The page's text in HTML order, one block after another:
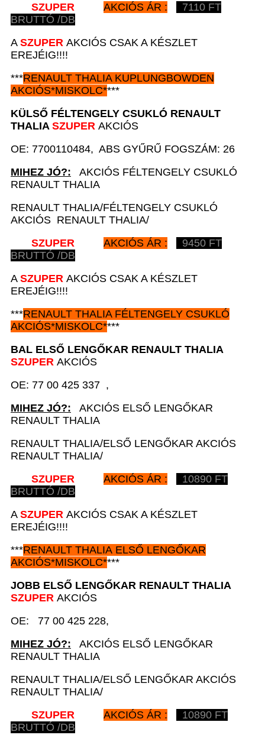
SZUPER
AKCIÓS ÁR : 7110 FT
BRUTTÓ /DB
A SZUPER AKCIÓS CSAK A KÉSZLET
EREJÉIG!!!!
***RENAULT THALIA KUPLUNGBOWDEN
AKCIÓS*MISKOLC****
KÜLSŐ FÉLTENGELY CSUKLÓ RENAULT
THALIA SZUPER AKCIÓS
OE: 7700110484, ABS GYŰRŰ FOGSZÁM: 26
MIHEZ JÓ?: AKCIÓS FÉLTENGELY CSUKLÓ
RENAULT THALIA
RENAULT THALIA/FÉLTENGELY CSUKLÓ
AKCIÓS RENAULT THALIA/
SZUPER
AKCIÓS ÁR : 9450 FT
BRUTTÓ /DB
A SZUPER AKCIÓS CSAK A KÉSZLET
EREJÉIG!!!!
***RENAULT THALIA FÉLTENGELY CSUKLÓ
AKCIÓS*MISKOLC****
BAL ELSŐ LENGŐKAR RENAULT THALIA
SZUPER AKCIÓS
OE: 77 00 425 337 ,
MIHEZ JÓ?: AKCIÓS ELSŐ LENGŐKAR
RENAULT THALIA
RENAULT THALIA/ELSŐ LENGŐKAR AKCIÓS
RENAULT THALIA/
SZUPER
AKCIÓS ÁR : 10890 FT
BRUTTÓ /DB
A SZUPER AKCIÓS CSAK A KÉSZLET
EREJÉIG!!!!
***RENAULT THALIA ELSŐ LENGŐKAR
AKCIÓS*MISKOLC****
JOBB ELSŐ LENGŐKAR RENAULT THALIA
SZUPER AKCIÓS
OE: 77 00 425 228,
MIHEZ JÓ?: AKCIÓS ELSŐ LENGŐKAR
RENAULT THALIA
RENAULT THALIA/ELSŐ LENGŐKAR AKCIÓS
RENAULT THALIA/
SZUPER
AKCIÓS ÁR : 10890 FT
BRUTTÓ /DB